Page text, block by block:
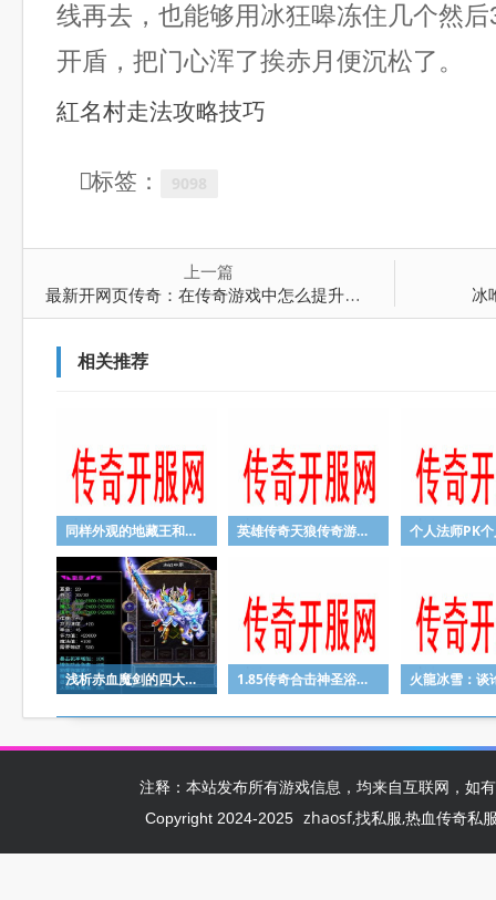
线再去，也能够用冰狂嗥冻住几个然
开盾，把门心浑了挨赤月便沉松了。
紅名村走法攻略技巧
标签：
上一篇
最新开网页传奇：在传奇游戏中怎么提升实力 冰
相关推荐
同样外观的地藏王和牛名剑传奇魔王哪个更强 英雄传奇天狼传奇游戏焚尽天杀尽天下不回头尊链出处 个人法师PK
浅析赤血魔剑的四大特色最后一点容易被忽略 1.85传奇合击神圣浴袍铠甲带来的属性提升
注释：本站发布所有游戏信息，均来自互联网，如
Copyright 2024-2025 zhaosf,找私服,热血传奇私